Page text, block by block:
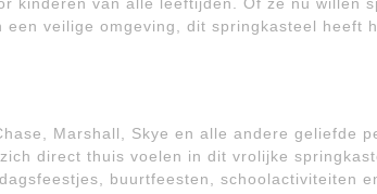
een veilige omgeving, dit springkasteel heeft
Marshall, Skye en alle andere geliefde
direct thuis voelen in dit vrolijke
buurtfeesten, schoolactiviteiten